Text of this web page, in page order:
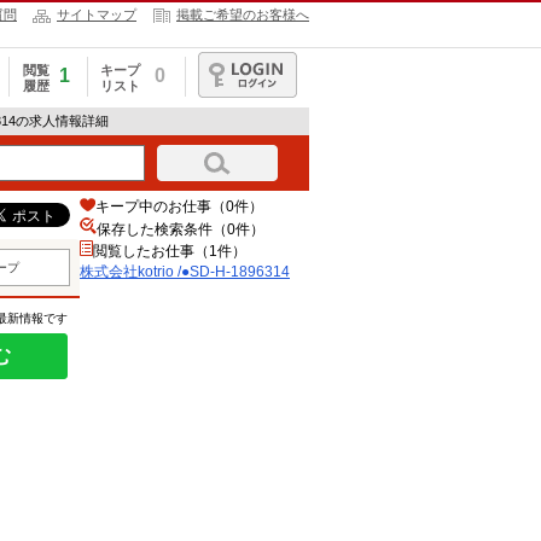
問 サイトマップ 掲載ご希望のお客様へ
閲覧
履歴
1
キープ
リスト
0
ログイン
の求人情報詳細
プ
新情報です
キープ中のお仕事（0件）
保存した検索条件（0件）
閲覧したお仕事（1件）
株式会社kotrio /●SD-H-1896314